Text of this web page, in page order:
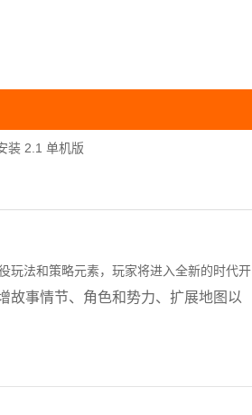
装 2.1 单机版
玩法和策略元素，玩家将进入全新的时代开
故事情节、角色和势力、扩展地图以